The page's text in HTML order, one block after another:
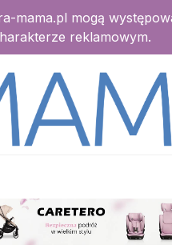
mama.pl mogą
reklamowym.